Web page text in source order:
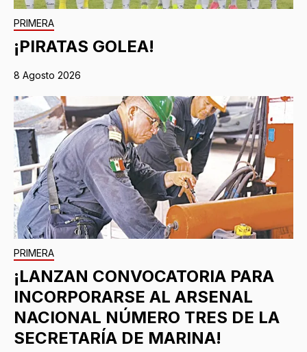
PRIMERA
¡PIRATAS GOLEA!
8 Agosto 2026
PRIMERA
¡LANZAN CONVOCATORIA PARA
INCORPORARSE AL ARSENAL
NACIONAL NÚMERO TRES DE LA
SECRETARÍA DE MARINA!